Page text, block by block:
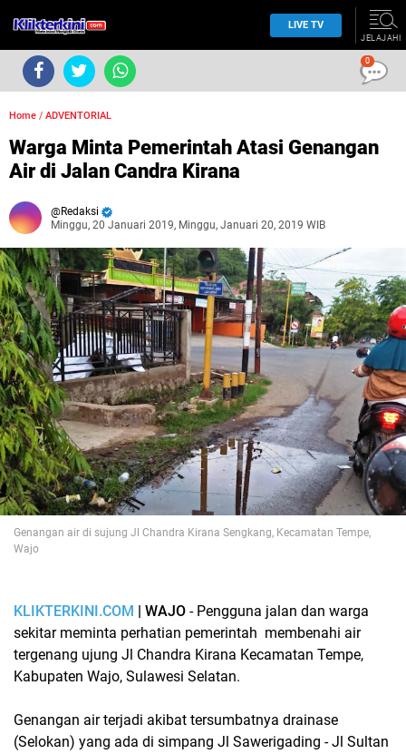
LIVE TV
JELAJAHI
Home / ADVENTORIAL
Warga Minta Pemerintah Atasi Genangan
Air di Jalan Candra Kirana
Redaksi
Minggu, 20 Januari 2019, Minggu, Januari 20, 2019 WIB
Genangan air di sujung Jl Chandra Kirana Sengkang, Kecamatan Tempe,
Wajo
KLIKTERKINI.COM | WAJO - Pengguna jalan dan warga
sekitar meminta perhatian pemerintah membenahi air
tergenang ujung Jl Chandra Kirana Kecamatan Tempe,
Kabupaten Wajo, Sulawesi Selatan.
Genangan air terjadi akibat tersumbatnya drainase
(Selokan) yang ada di simpang Jl Sawerigading - Jl Sultan
0